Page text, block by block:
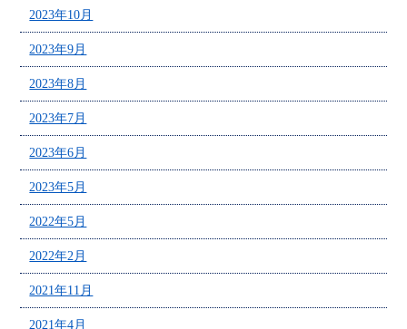
2023年10月
2023年9月
2023年8月
2023年7月
2023年6月
2023年5月
2022年5月
2022年2月
2021年11月
2021年4月